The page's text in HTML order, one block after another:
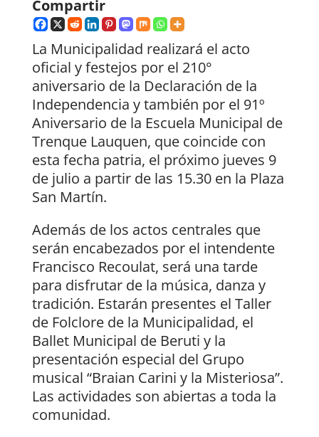
Compartir
La Municipalidad realizará el acto
oficial y festejos por el 210°
aniversario de la Declaración de la
Independencia y también por el 91º
Aniversario de la Escuela Municipal de
Trenque Lauquen, que coincide con
esta fecha patria, el próximo jueves 9
de julio a partir de las 15.30 en la Plaza
San Martín.
Además de los actos centrales que
serán encabezados por el intendente
Francisco Recoulat, será una tarde
para disfrutar de la música, danza y
tradición. Estarán presentes el Taller
de Folclore de la Municipalidad, el
Ballet Municipal de Beruti y la
presentación especial del Grupo
musical “Braian Carini y la Misteriosa”.
Las actividades son abiertas a toda la
comunidad.